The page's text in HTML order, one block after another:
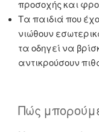
προσοχής και
Τα παιδιά που
νιώθουν
τα οδηγεί να
αντικρούσουν
Πώς